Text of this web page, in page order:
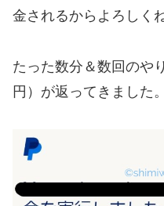
金されるからよろしく
たった数分＆数回のや
円）が返ってきました。